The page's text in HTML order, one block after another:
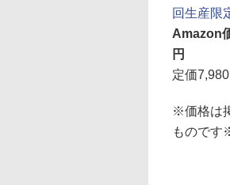
回生産限
Amazon
円
定価7,980
※価格は
ものです